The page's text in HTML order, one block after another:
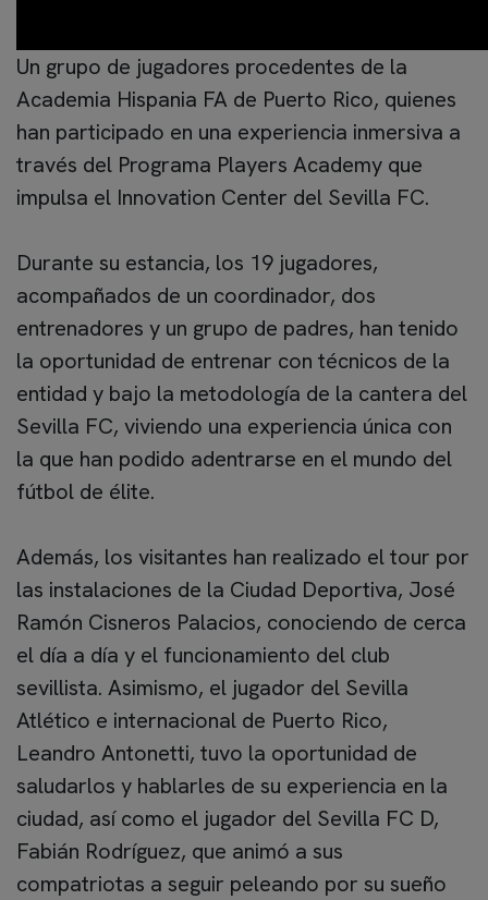
Un grupo de jugadores procedentes de la
Academia Hispania FA de Puerto Rico, quienes
han participado en una experiencia inmersiva a
través del Programa Players Academy que
impulsa el Innovation Center del Sevilla FC.
Durante su estancia, los 19 jugadores,
acompañados de un coordinador, dos
entrenadores y un grupo de padres, han tenido
la oportunidad de entrenar con técnicos de la
entidad y bajo la metodología de la cantera del
Sevilla FC, viviendo una experiencia única con
la que han podido adentrarse en el mundo del
fútbol de élite.
Además, los visitantes han realizado el tour por
las instalaciones de la Ciudad Deportiva, José
Ramón Cisneros Palacios, conociendo de cerca
el día a día y el funcionamiento del club
sevillista. Asimismo, el jugador del Sevilla
Atlético e internacional de Puerto Rico,
Leandro Antonetti, tuvo la oportunidad de
saludarlos y hablarles de su experiencia en la
ciudad, así como el jugador del Sevilla FC D,
Fabián Rodríguez, que animó a sus
compatriotas a seguir peleando por su sueño